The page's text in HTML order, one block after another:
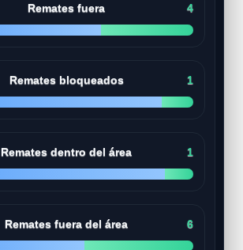
Remates fuera 4
Remates bloqueados 1
Remates dentro del área 1
Remates fuera del área 6